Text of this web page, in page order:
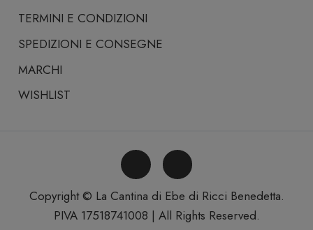
TERMINI E CONDIZIONI
SPEDIZIONI E CONSEGNE
MARCHI
WISHLIST
Copyright © La Cantina di Ebe di Ricci Benedetta.
PIVA 17518741008 | All Rights Reserved.